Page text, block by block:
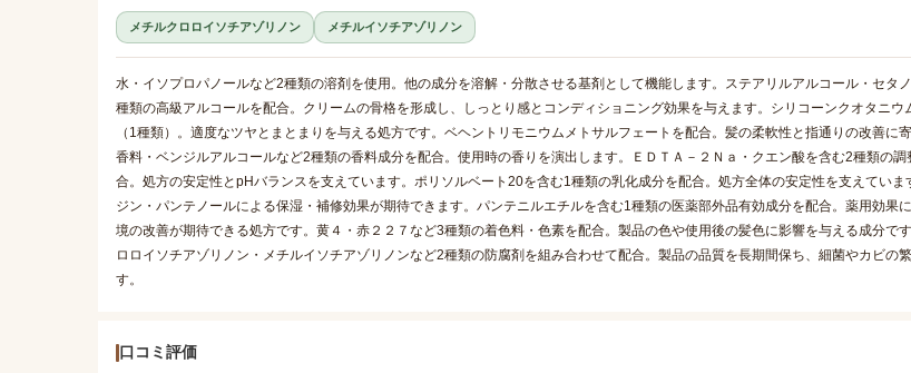
メチルクロロイソチアゾリノン メチルイソチアゾリノン
水・イソプロパノールなど2種類の溶剤を使用。他の成分を溶解・分散させる基剤として機能します。ステアリルアルコール・セタ
種類の高級アルコールを配合。クリームの骨格を形成し、しっとり感とコンディショニング効果を与えます。シリコーンクオタニウ
（1種類）。適度なツヤとまとまりを与える処方です。ベヘントリモニウムメトサルフェートを配合。髪の柔軟性と指通りの改善に寄
香料・ベンジルアルコールなど2種類の香料成分を配合。使用時の香りを演出します。ＥＤＴＡ－２Ｎａ・クエン酸を含む2種類の調
合。処方の安定性とpHバランスを支えています。ポリソルベート20を含む1種類の乳化成分を配合。処方全体の安定性を支えていま
ジン・パンテノールによる保湿・補修効果が期待できます。パンテニルエチルを含む1種類の医薬部外品有効成分を配合。薬用効果
境の改善が期待できる処方です。黄４・赤２２７など3種類の着色料・色素を配合。製品の色や使用後の髪色に影響を与える成分で
ロロイソチアゾリノン・メチルイソチアゾリノンなど2種類の防腐剤を組み合わせて配合。製品の品質を長期間保ち、細菌やカビの
す。
口コミ評価